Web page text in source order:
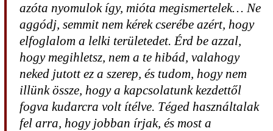
azóta nyomulok így, mióta megismertelek… Ne
aggódj, semmit nem kérek cserébe azért, hogy
elfoglalom a lelki területedet. Érd be azzal,
hogy megihletsz, nem a te hibád, valahogy
neked jutott ez a szerep, és tudom, hogy nem
illünk össze, hogy a kapcsolatunk kezdettől
fogva kudarcra volt ítélve. Téged használtalak
fel arra, hogy jobban írjak, és most a